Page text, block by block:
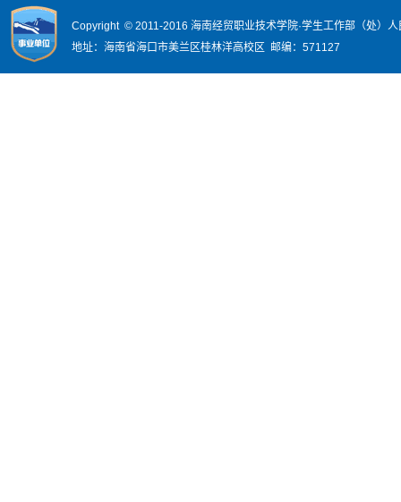
Copyright © 2011-2016 海南经贸职业技术学院·学生工作部（处
地址：海南省海口市美兰区桂林洋高校区 邮编：571127